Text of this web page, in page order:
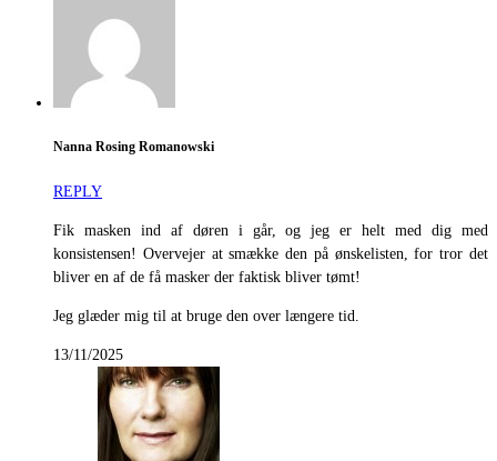
Nanna Rosing Romanowski
REPLY
Fik masken ind af døren i går, og jeg er helt med dig med
konsistensen! Overvejer at smække den på ønskelisten, for tror det
bliver en af de få masker der faktisk bliver tømt!
Jeg glæder mig til at bruge den over længere tid.
13/11/2025